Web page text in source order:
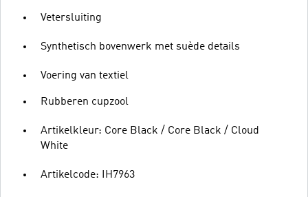
Vetersluiting
Synthetisch bovenwerk met suède details
Voering van textiel
Rubberen cupzool
Artikelkleur: Core Black / Core Black / Cloud
White
Artikelcode: IH7963